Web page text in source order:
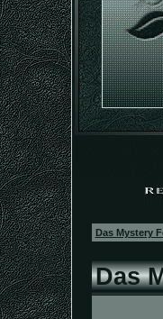
Das Mystery
Das